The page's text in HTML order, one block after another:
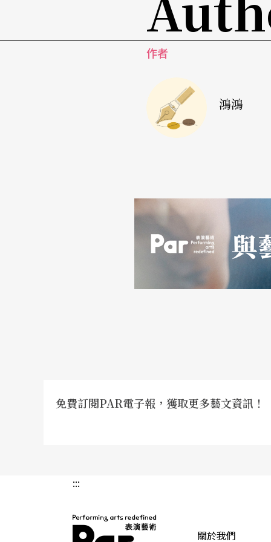
本無理可證。就像海倫娜抱怨的：「全雅典
有判斷。」可見定理一：情人眼裡出西施。當
代。更厲害的是定理二：愛情是朝生暮死的。
人，但時效一過，你卻再怎麼也無法愛他了。
講，那只好歸咎於著魔吧。
《羅密歐與茱麗葉》），演成了離譜的鬧劇。
的亞馬遜女王）看出了神。劇作家彷彿在森林
是盲目、不可靠、朝秦暮楚的，但執念到底
的宏觀呢──所有的愛情都是一場拙劣的鬧劇
進一步嘲諷愛情的「以貌取人」。伯爵小姐愛
哥，就完美地移情。戀愛果然是膚淺的──只
女扮男裝的薇奧拉，也在一個戀愛食物鏈的無
哥哥來解開這個迴圈。這哥哥不像另一個獨立
作者
鴻鴻
免費訂閱PAR電子報，獲取更多藝文資訊！
:::
關於我們